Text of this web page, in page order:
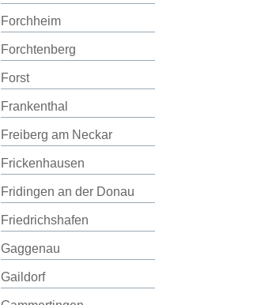
Forchheim
Forchtenberg
Forst
Frankenthal
Freiberg am Neckar
Frickenhausen
Fridingen an der Donau
Friedrichshafen
Gaggenau
Gaildorf